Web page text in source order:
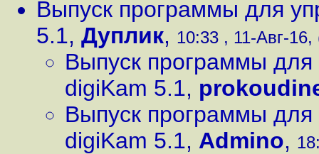
Выпуск программы для
5.1, Дуплик, 10:33 , 11-Авг-16,
Выпуск программы
digiKam 5.1,
Выпуск программы
digiKam 5.1, Admino,